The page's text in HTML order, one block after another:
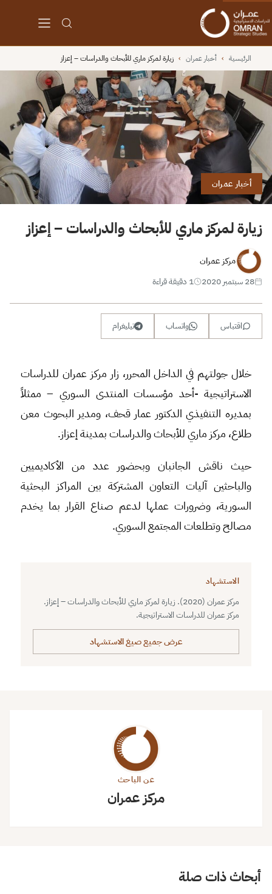
الرئيسية › أخبار عمران › زيارة لمركز ماري للأبحاث والدراسات – إعزاز
أخبار عمران
زيارة لمركز ماري للأبحاث والدراسات – إعزاز
مركز عمران
28 سبتمبر 2020
1 دقيقة قراءة
اقتباس واتساب تيليغرام
خلال جولتهم في الداخل المحرر، زار مركز عمران للدراسات
الاستراتيجية -أحد مؤسسات المنتدى السوري – ممثلاً
بمديره التنفيذي الدكتور عمار قحف، ومدير البحوث معن
طلاع، مركز ماري للأبحاث والدراسات بمدينة إعزاز.
حيث ناقش الجانبان وبحضور عدد من الأكاديميين
والباحثين آليات التعاون المشتركة بين المراكز البحثية
السورية، وضرورات عملها لدعم صناع القرار بما يخدم
مصالح وتطلعات المجتمع السوري.
الاستشهاد
مركز عمران (2020). زيارة لمركز ماري للأبحاث والدراسات – إعزاز.
مركز عمران للدراسات الاستراتيجية.
عرض جميع صيغ الاستشهاد
عن الباحث
مركز عمران
أبحاث ذات صلة